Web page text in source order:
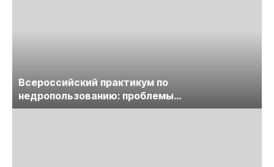
Всероссийский практикум по
недропользованию: проблемы
лицензирования, цифровизации, экспертизы